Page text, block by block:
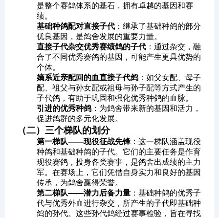
是整个赛鸽体系的基石，拥有卓越的基因和赛
绩。
基础种鸽配对直接子代 ：继承了基础种鸽的部分
优良基因，是鸽舍发展的重要力量。
直接子代杂交优秀赛绩鸽的子代 ：通过杂交，融
合了不同优秀赛鸽的基因，可能产生更具优势的
个体。
嫡系近亲配回的血直接子代鸽 ：如父女配、母子
配、祖父与孙女配或祖母与孙子配等方式产生的
子代鸽，有助于巩固和强化优秀种鸽的血脉。
引进的优秀种鸽 ：为鸽舍带来新的基因和活力，
促进鸽群的多元化发展。
（二）三个梯队的划分
第一梯队——现役征战先锋 ：这一梯队涵盖现役
种鸽和基础种鸽的子代。它们的主要任务是作育
现役赛鸽，投身各类赛事，是鸽舍出成绩的主力
军。在赛场上，它们凭借自身实力和良好的基因
传承，为鸽舍赢得荣誉。
第二梯队——潜力后备力量 ：基础种鸽的优秀子
代与优秀外血进行杂交，所产生的子代即基础种
鸽的孙代。这些孙代鸽经过赛事检验，旨在寻找